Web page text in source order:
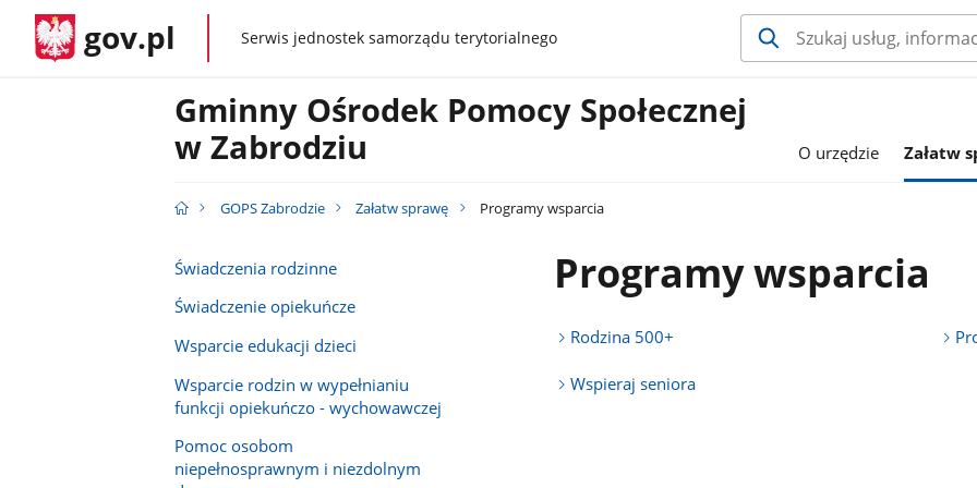
gov.pl gov.plSerwis jednostek samorządu terytorialnego
Gminny Ośrodek Pomocy Społecznej
w Zabrodziu
O urzędzie Załatw
GOPS Zabrodzie Załatw sprawę Programy wsparcia
Świadczenia rodzinne
Świadczenie opiekuńcze
Wsparcie edukacji dzieci
Wsparcie rodzin w wypełnianiu
funkcji opiekuńczo - wychowawczej
Pomoc osobom
niepełnosprawnym i niezdolnym
Programy wsparcia
Rodzina 500+
Wspieraj seniora